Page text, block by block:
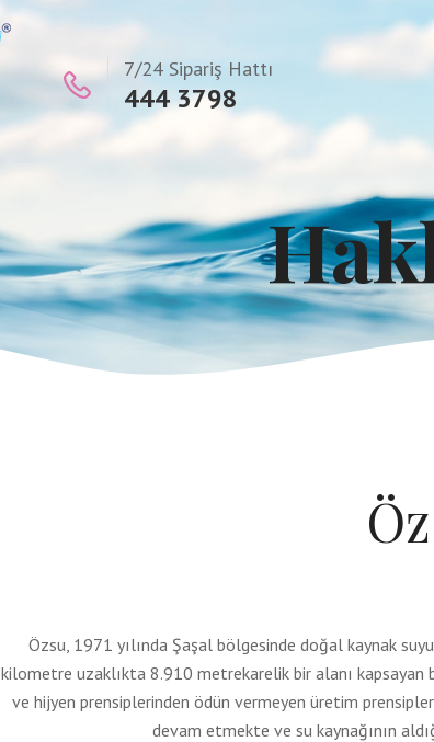
7/24 Sipariş Hattı
444 3798
Özsu, 1971 yılında Şaşal bölgesinde doğal kaynak
kilometre uzaklıkta 8.910 metrekarelik bir alanı kapsayan
ve hijyen prensiplerinden ödün vermeyen üretim
devam etmekte ve su kaynağının